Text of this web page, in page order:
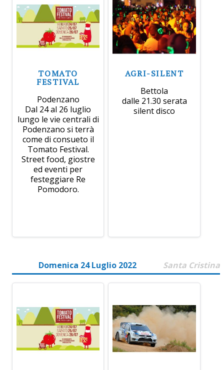
TOMATO
FESTIVAL
Podenzano
Dal 24 al 26 luglio
lungo le vie centrali di
Podenzano si terrà
come di consueto il
Tomato Festival.
Street food, giostre
ed eventi per
festeggiare Re
Pomodoro.
AGRI-SILENT
Bettola
dalle 21.30 serata
silent disco
Domenica 24 Luglio 2022 Santa Cristina